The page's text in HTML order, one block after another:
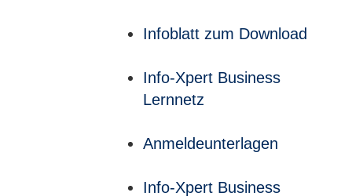
Infoblatt zum Download
Info-Xpert Business
Lernnetz
Anmeldeunterlagen
Info-Xpert Business